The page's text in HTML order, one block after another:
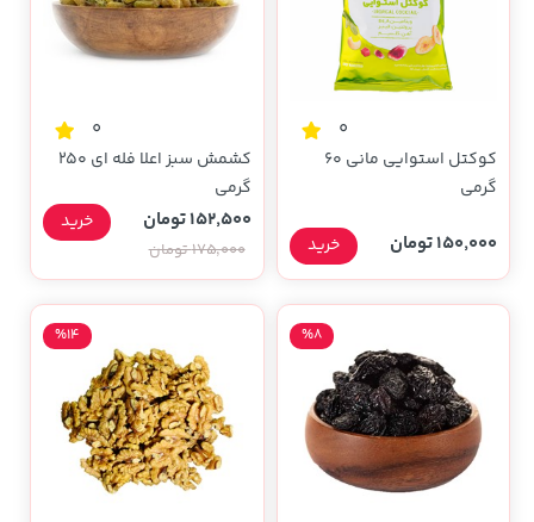
0
کوکتل استوایی مانی 60
گرمی
150,000 تومان خرید
0
کشمش سبز اعلا فله ای 250
گرمی
152,500 تومان
175,000 تومان
خرید
%8
%14